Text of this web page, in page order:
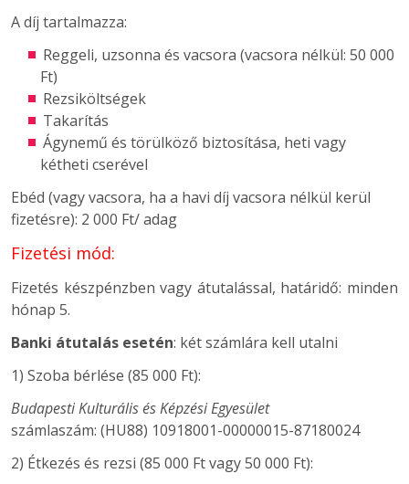
A díj tartalmazza:
Reggeli, uzsonna és vacsora (vacsora nélkül: 50 000
Ft)
Rezsiköltségek
Takarítás
Ágynemű és törülköző biztosítása, heti vagy
kétheti cserével
Ebéd (vagy vacsora, ha a havi díj vacsora nélkül kerül
fizetésre): 2 000 Ft/ adag
Fizetési mód:
Fizetés készpénzben vagy átutalással, határidő: minden
hónap 5.
Banki átutalás esetén: két számlára kell utalni
1) Szoba bérlése (85 000 Ft):
Budapesti Kulturális és Képzési Egyesület
számlaszám: (HU88) 10918001-00000015-87180024
2) Étkezés és rezsi (85 000 Ft vagy 50 000 Ft):